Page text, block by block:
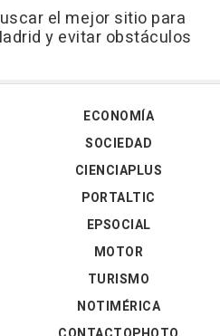
el mejor sitio para
y evitar obstáculos
ECONOMÍA
SOCIEDAD
CIENCIAPLUS
PORTALTIC
EPSOCIAL
MOTOR
TURISMO
NOTIMÉRICA